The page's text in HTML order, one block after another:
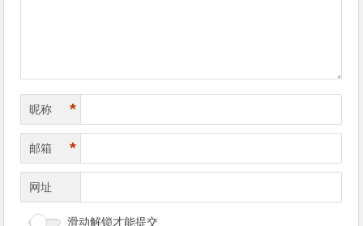
昵称 *
邮箱 *
网址
滑动解锁才能提交